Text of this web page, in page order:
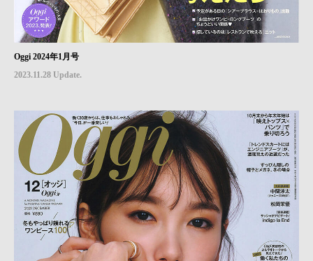
Oggi 2024年1月号
2023.11.28 Update.